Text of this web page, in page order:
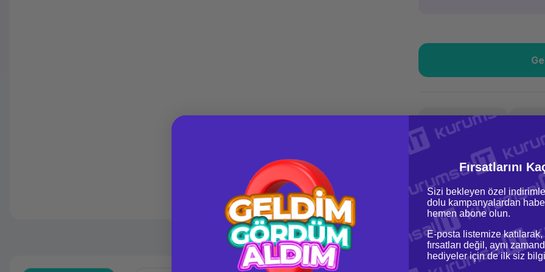
Güvenilir Alışveriş
Kolay iade imkanı
Aya
Yorum Yaz
Fiyat Teklifi Al
Fırsatlarını
Sizi bekleyen özel
dolu kampanyalardan
hemen abone olun.
E-posta listemize
fırsatları değil, aynı
hediyeler için de ilk siz